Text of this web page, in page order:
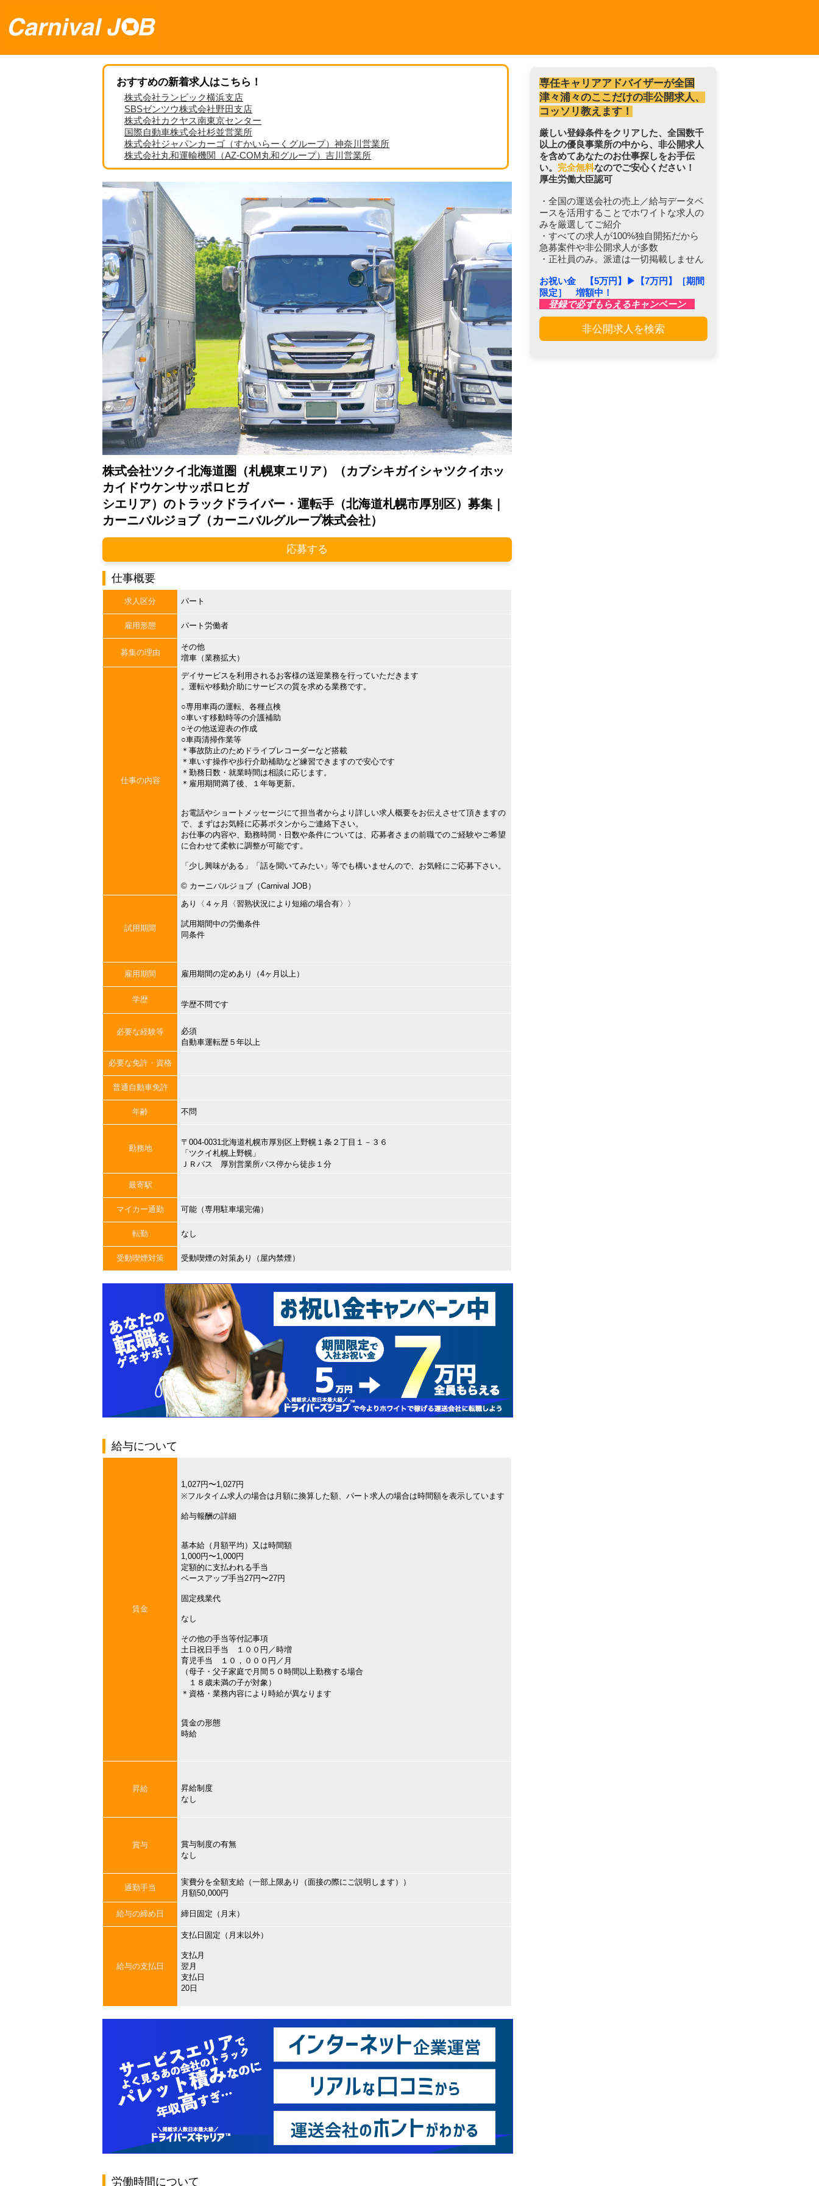
おすすめの新着求人はこちら！
株式会社ランビック横浜支店
SBSゼンツウ株式会社野田支店
株式会社カクヤス南東京センター
国際自動車株式会社杉並営業所
株式会社ジャパンカーゴ（すかいらーくグループ）神奈川営業所
株式会社丸和運輸機関（AZ-COM丸和グループ）吉川営業所
株式会社ツクイ北海道圏（札幌東エリア）（カブシキガイシャツクイホッ
カイドウケンサッポロヒガ
シエリア）のトラックドライバー・運転手（北海道札幌市厚別区）募集｜
カーニバルジョブ（カーニバルグループ株式会社）
応募する
仕事概要
求人区分 パート
雇用形態 パート労働者
募集の理由
その他
増車（業務拡大）
仕事の内容
デイサービスを利用されるお客様の送迎業務を行っていただきます
。運転や移動介助にサービスの質を求める業務です。
○専用車両の運転、各種点検
○車いす移動時等の介護補助
○その他送迎表の作成
○車両清掃作業等
＊事故防止のためドライブレコーダーなど搭載
＊車いす操作や歩行介助補助など練習できますので安心です
＊勤務日数・就業時間は相談に応じます。
＊雇用期間満了後、１年毎更新。
お電話やショートメッセージにて担当者からより詳しい求人概要をお伝えさせて頂きますの
で、まずはお気軽に応募ボタンからご連絡下さい。
お仕事の内容や、勤務時間・日数や条件については、応募者さまの前職でのご経験やご希望
に合わせて柔軟に調整が可能です。
「少し興味がある」「話を聞いてみたい」等でも構いませんので、お気軽にご応募下さい。
©︎ カーニバルジョブ（Carnival JOB）
試用期間
あり〈４ヶ月〈習熟状況により短縮の場合有〉〉
試用期間中の労働条件
同条件
雇用期間 雇用期間の定めあり（4ヶ月以上）
学歴
学歴不問です
必要な経験等
必須
自動車運転歴５年以上
必要な免許・資格
普通自動車免許
年齢 不問
勤務地
〒004-0031北海道札幌市厚別区上野幌１条２丁目１－３６
「ツクイ札幌上野幌」
ＪＲバス 厚別営業所バス停から徒歩１分
最寄駅
マイカー通勤 可能（専用駐車場完備）
転勤 なし
受動喫煙対策 受動喫煙の対策あり（屋内禁煙）
給与について
賃金
1,027円〜1,027円
※フルタイム求人の場合は月額に換算した額、パート求人の場合は時間額を表示しています
給与報酬の詳細
基本給（月額平均）又は時間額
1,000円〜1,000円
定額的に支払われる手当
ベースアップ手当27円〜27円
固定残業代
なし
その他の手当等付記事項
土日祝日手当 １００円／時増
育児手当 １０，０００円／月
（母子・父子家庭で月間５０時間以上勤務する場合
１８歳未満の子が対象）
＊資格・業務内容により時給が異なります
賃金の形態
時給
昇給
昇給制度
なし
賞与
賞与制度の有無
なし
通勤手当
実費分を全額支給（一部上限あり（面接の際にご説明します））
月額50,000円
給与の締め日 締日固定（月末）
給与の支払日
支払日固定（月末以外）
支払月
翌月
支払日
20日
労働時間について
専任キャリアアドバイザーが全国
津々浦々のここだけの非公開求人、
コッソリ教えます！
厳しい登録条件をクリアした、全国数千
以上の優良事業所の中から、非公開求人
を含めてあなたのお仕事探しをお手伝
い。 完全無料なのでご安心ください！
厚生労働大臣認可
・全国の運送会社の売上／給与データベ
ースを活用することでホワイトな求人の
みを厳選してご紹介
・すべての求人が100%独自開拓だから
急募案件や非公開求人が多数
・正社員のみ。派遣は一切掲載しません
お祝い金 【5万円】▶︎【7万円】［期間
限定］ 増額中！
登録で必ずもらえるキャンペーン
非公開求人を検索